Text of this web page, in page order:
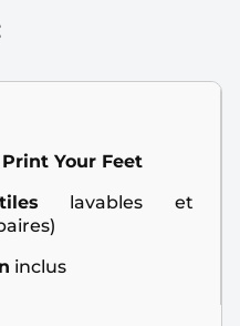
Your Feet
lavables et
inclus